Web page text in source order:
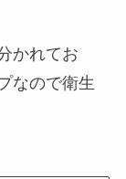
かれてお
なので衛生